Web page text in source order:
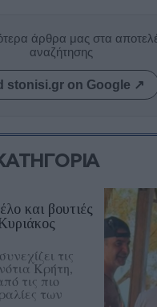
άρθρα μας στα
αναζήτησης
stonisi.gr on Google ↗
και βουτιές
τις
Κρήτη,
τις πιο
των